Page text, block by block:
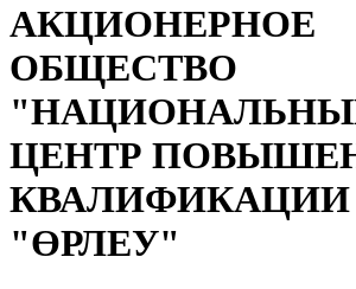
АКЦИОНЕРНОЕ
ОБЩЕСТВО
ЦЕНТР
КВАЛИФИКАЦИИ
"ӨРЛЕУ"